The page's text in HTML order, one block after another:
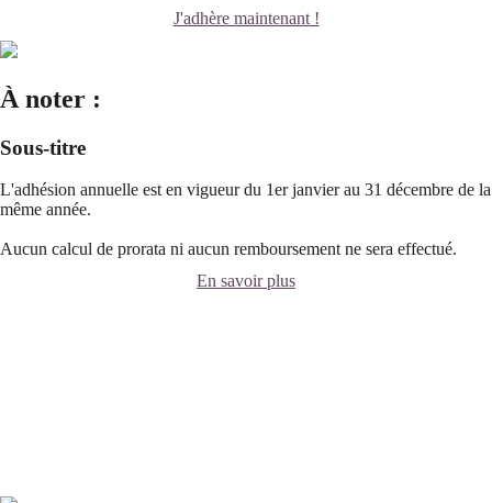
J'adhère maintenant !
À noter :
Sous-titre
L'adhésion annuelle est en vigueur du 1er janvier au 31 décembre de la
même année.
Aucun calcul de prorata ni aucun remboursement ne sera effectué.
En savoir plus